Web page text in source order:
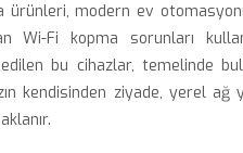
ürünleri, modern ev
Wi-Fi kopma sorunları
bu cihazlar, temelinde
kendisinden ziyade, yerel ağ